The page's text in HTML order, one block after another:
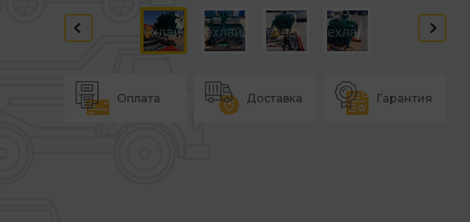
Оплата Доставка Гарантия